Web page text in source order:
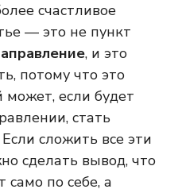
счастливое
— это не пункт
, и это
потому что это
если будет
стать
сложить все эти
сделать вывод, что
само по себе, а